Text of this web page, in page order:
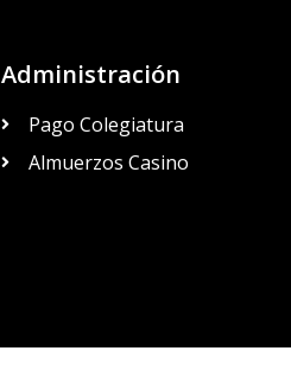
Administración
Pago Colegiatura
Almuerzos Casino